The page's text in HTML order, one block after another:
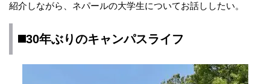
紹介しながら、ネパールの大学生についてお話ししたい。
◼️30年ぶりのキャンパスライフ